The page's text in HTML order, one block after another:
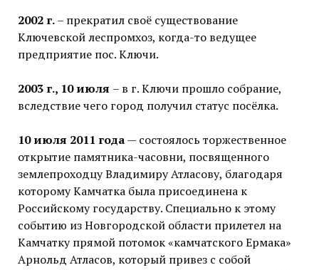
2002 г.– прекратил своё существование
Ключевской леспромхоз, когда-то ведущее
предприятие пос. Ключи.
2003 г., 10 июля – в г. Ключи прошло собрание,
вследствие чего город получил статус посёлка.
10 июля 2011 года— состоялось торжественное
открытие памятника-часовни, посвященного
землепроходцу Владимиру Атласову, благодаря
которому Камчатка была присоединена к
Российскому государству. Специально к этому
событию из Новгородской области прилетел на
Камчатку прямой потомок «камчатского Ермака»
Арнольд Атласов, который привез с собой